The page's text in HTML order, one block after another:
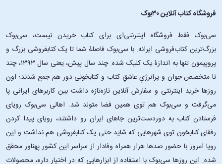
فروشگاه کتاب آنلاین ۳۰بوک
سی‌بوک فقط فروشگاه اینترنتی‌ای برای کتاب خریدن نیست، سی‌بوک
بزرگ‌ترین کتاب‌فروشی ایرانه. با سی‌بوک فاصلۀ شما تا یک کتابفروشی بزرگ و
پروپیمون تنها به اندازۀ یک کلیک شده. چند سال پیش، یعنی سال ۱۳۹۳، چند
تا متخصص جوان و پرانرژیِ عاشقِ کتاب و کتابخونی دور هم جمع شدند؛ اون‌
روزها خرید اینترنتی و سفارش آنلاین تازه‌تازه داشت بین کاربرهای ایرانی پا
می‌گرفت و سی‌بوک هم توی همین فضا متولد شد. اهالی سی‌بوک رویای
فرستادن کتاب به دوردست‌ترین جاهای ایران رو داشتند، رویای پیدا کردن
رفقای کتابخون توی شهرهایی که شاید حتی یک کتابفروشی هم نداشت و این
رویا امروز با حضور صدها هزار همراه وفادار از سراسر این کشور پهناور محقق
شده. این ‌روزها سی‌بوک با استفاده از ابزارهایی که در اختیار داره، محصولات